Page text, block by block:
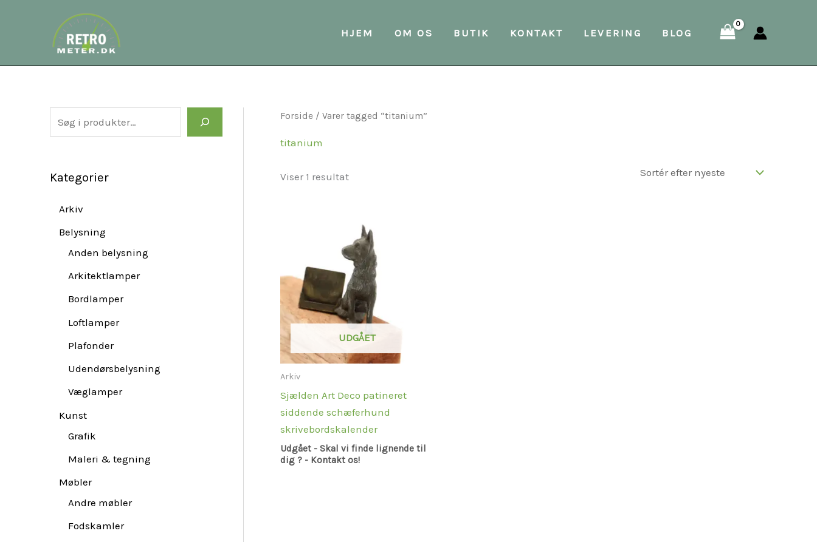
HJEM OM OS BUTIK KONTAKT LEVERING BLOG
a
Kategorier
Arkiv
Belysning
Anden belysning
Arkitektlamper
Bordlamper
Loftlamper
Plafonder
Udendørsbelysning
Væglamper
Kunst
Grafik
Maleri & tegning
Møbler
Andre møbler
Fodskamler
Forside / Varer tagged “titanium”
titanium
Viser 1 resultat
UDGÅET
Arkiv
Sjælden Art Deco patineret
siddende schæferhund
skrivebordskalender
Udgået - Skal vi finde lignende til
dig ? - Kontakt os!